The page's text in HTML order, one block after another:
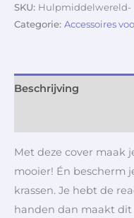
SKU: Hulpmiddelwereld-
Categorie: Accessoires
Beschrijving
Met deze cover maak
mooier! Én bescherm
krassen. Je hebt de
handen dan maakt